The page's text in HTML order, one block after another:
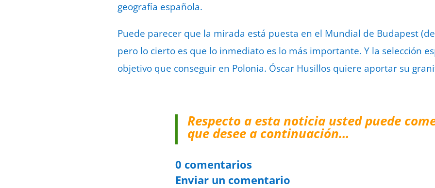
geografía española.
Puede parecer que la mirada está puesta en el Mundial de Budapest
pero lo cierto es que lo inmediato es lo más importante. Y la selección
objetivo que conseguir en Polonia. Óscar Husillos quiere aportar su
Respecto a esta noticia usted puede
que desee a continuación…
0 comentarios
Enviar un comentario